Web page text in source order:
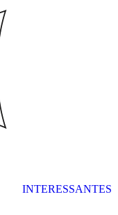
INTERESSANTES